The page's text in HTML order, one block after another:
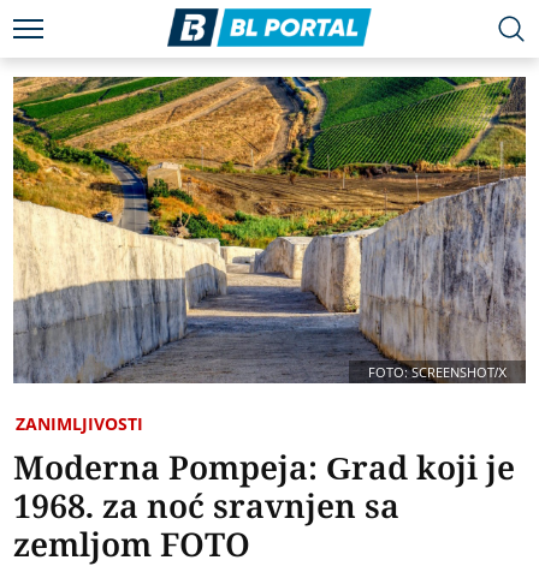
FOTO: SCREENSHOT/X
ZANIMLJIVOSTI
Moderna Pompeja: Grad koji je
1968. za noć sravnjen sa
zemljom FOTO